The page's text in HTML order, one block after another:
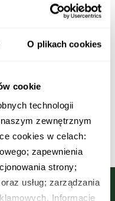
O plikach cookies
cookie
technologii
zewnętrznym
cookies w celach:
zapewnienia
strony;
usług; zarządzania
Informacje